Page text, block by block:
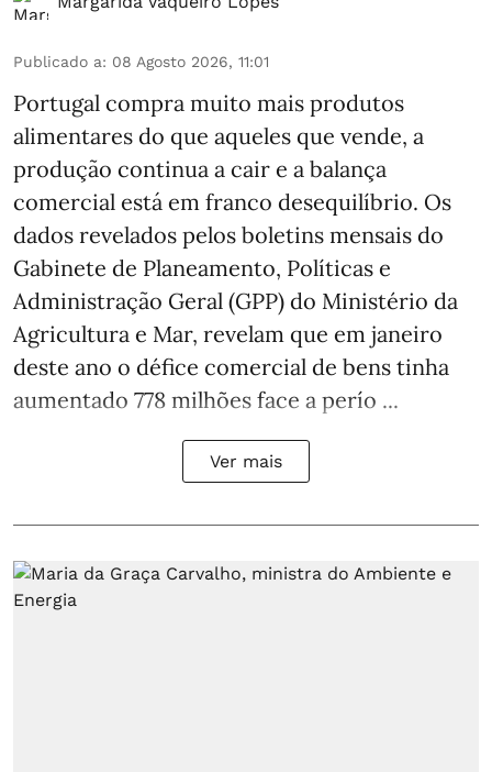
Publicado a: 08 Agosto 2026, 11:01
Portugal compra muito mais produtos
alimentares do que aqueles que vende, a
produção continua a cair e a balança
comercial está em franco desequilíbrio. Os
dados revelados pelos boletins mensais do
Gabinete de Planeamento, Políticas e
Administração Geral (GPP) do Ministério da
Agricultura e Mar, revelam que em janeiro
deste ano o défice comercial de bens tinha
aumentado 778 milhões face a perío ...
Ver mais